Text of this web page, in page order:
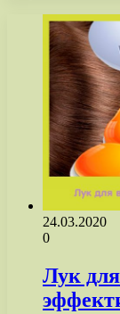
24.03.2020
0
Лук